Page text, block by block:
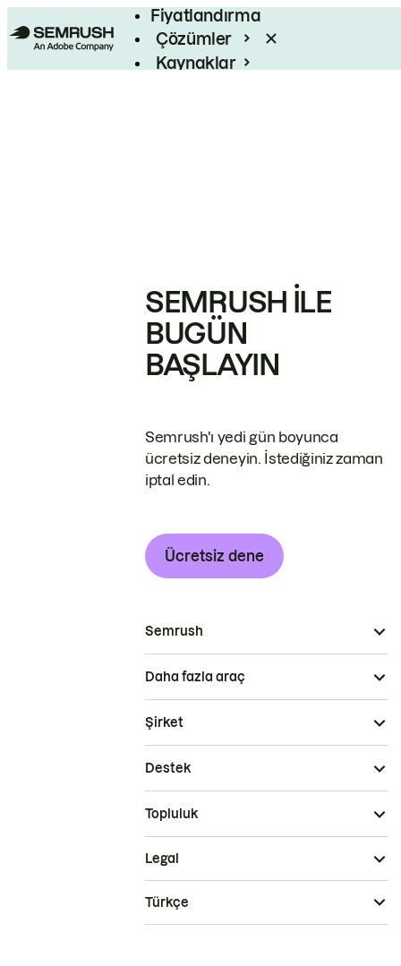
Fiyatlandırma
Çözümler
Kaynaklar
SEMRUSH ILE
BUGÜN
BAŞLAYIN
Semrush'ı yedi gün boyunca
ücretsiz deneyin. İstediğiniz zaman
iptal edin.
Ücretsiz dene
Semrush
Daha fazla araç
Şirket
Destek
Topluluk
Legal
Türkçe